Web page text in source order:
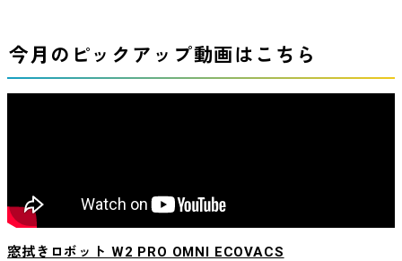
今月のピックアップ動画はこちら
窓拭きロボット W2 PRO OMNI ECOVACS